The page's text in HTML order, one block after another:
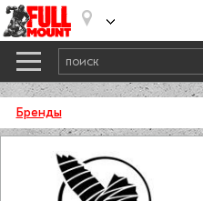
Бренды